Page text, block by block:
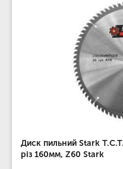
Диск пильний Stark
різ 160мм, Z60 Stark